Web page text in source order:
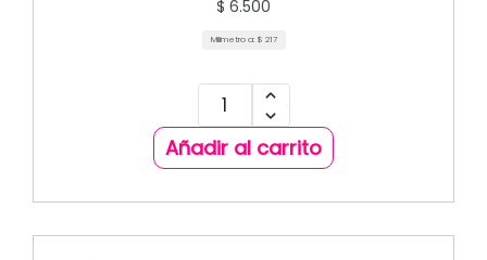
$ 6.500
Milimetro a: $ 217
Añadir al carrito